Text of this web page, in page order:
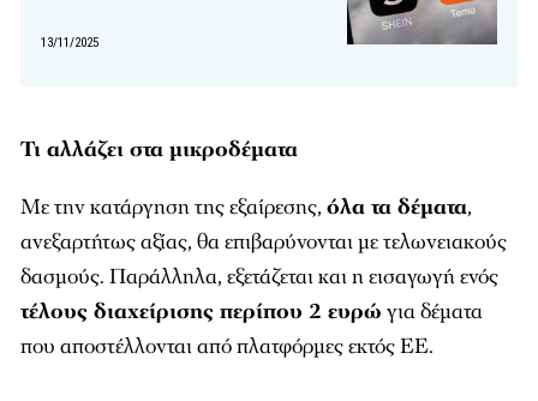
13/11/2025
Τι αλλάζει στα μικροδέματα
Με την κατάργηση της εξαίρεσης, όλα τα δέματα,
ανεξαρτήτως αξίας, θα επιβαρύνονται με τελωνειακούς
δασμούς. Παράλληλα, εξετάζεται και η εισαγωγή ενός
τέλους διαχείρισης περίπου 2 ευρώ για δέματα
που αποστέλλονται από πλατφόρμες εκτός ΕΕ.